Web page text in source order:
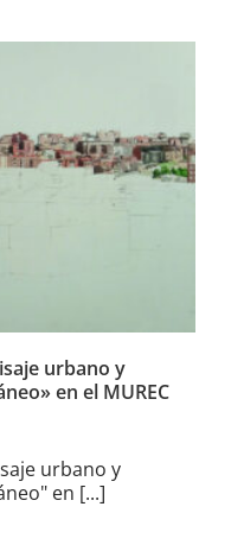
realismo
en
urbano y
en el MUREC
urbano y
en [...]